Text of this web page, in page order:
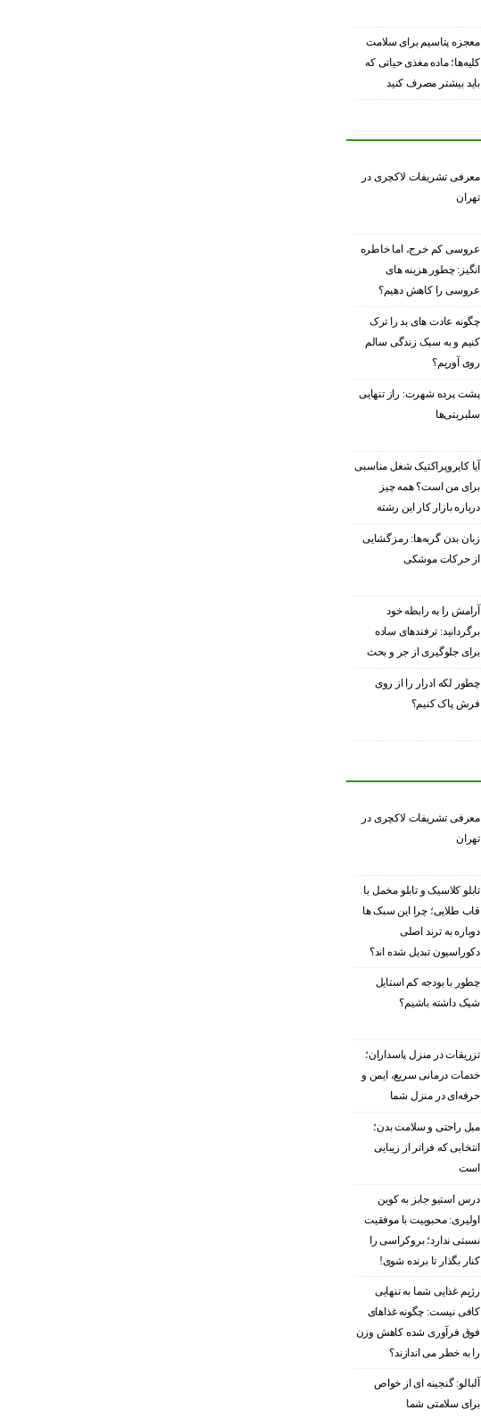
معجزه پتاسیم برای سلامت
کلیه‌ها؛ ماده مغذی حیاتی که
باید بیشتر مصرف کنید
معرفی تشریفات لاکچری در
تهران
عروسی کم خرج، اما خاطره
انگیز: چطور هزینه های
عروسی را کاهش دهیم؟
چگونه عادت‌ های بد را ترک
کنیم و به سبک زندگی سالم
روی آوریم؟
پشت پرده شهرت: راز تنهایی
سلبریتی‌ها
آیا کایروپراکتیک شغل مناسبی
برای من است؟ همه چیز
درباره بازار کار این رشته
زبان بدن گربه‌ها: رمزگشایی
از حرکات موشکی
آرامش را به رابطه خود
برگردانید: ترفندهای ساده
برای جلوگیری از جر و بحث
چطور لکه ادرار را از روی
فرش پاک کنیم؟
معرفی تشریفات لاکچری در
تهران
تابلو کلاسیک و تابلو مخمل با
قاب طلایی؛ چرا این سبک ها
دوباره به ترند اصلی
دکوراسیون تبدیل شده اند؟
چطور با بودجه کم استایل
شیک داشته باشیم؟
تزریقات در منزل پاسداران؛
خدمات درمانی سریع، ایمن و
حرفه‌ای در منزل شما
مبل راحتی و سلامت بدن؛
انتخابی که فراتر از زیبایی
است
درس استیو جابز به کوین
اولیری: محبوبیت با موفقیت
نسبتی ندارد؛ بروکراسی را
کنار بگذار تا برنده شوی!
رژیم غذایی شما به تنهایی
کافی نیست: چگونه غذاهای
فوق فرآوری شده کاهش وزن
را به خطر می اندازند؟
آلبالو: گنجینه ای از خواص
برای سلامتی شما